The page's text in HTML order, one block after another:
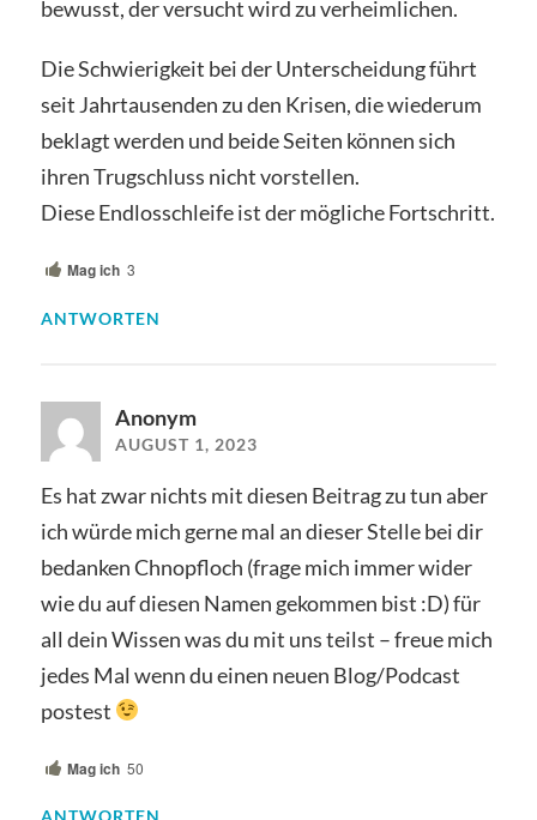
bewusst, der versucht wird zu verheimlichen.
Die Schwierigkeit bei der Unterscheidung führt
seit Jahrtausenden zu den Krisen, die wiederum
beklagt werden und beide Seiten können sich
ihren Trugschluss nicht vorstellen.
Diese Endlosschleife ist der mögliche Fortschritt.
Mag ich 3
ANTWORTEN
Anonym
AUGUST 1, 2023
Es hat zwar nichts mit diesen Beitrag zu tun aber
ich würde mich gerne mal an dieser Stelle bei dir
bedanken Chnopfloch (frage mich immer wider
wie du auf diesen Namen gekommen bist :D) für
all dein Wissen was du mit uns teilst – freue mich
jedes Mal wenn du einen neuen Blog/Podcast
postest
Mag ich 50